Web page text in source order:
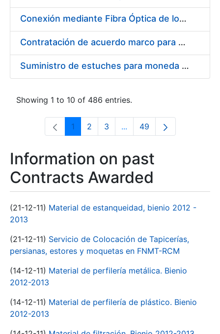
Conexión mediante Fibra Óptica de los Centros de Proceso de Datos (CPDs) de las sedes de la FNMT-RCM de Burgos y Madrid
Contratación de acuerdo marco para el Suministro de Material de Electricidad para la Fábrica Nacional de Moneda y Timbre-Real Casa de la Moneda en su centro de trabajo de Burgos
Suministro de estuches para moneda de 30 €
Showing 1 to 10 of 486 entries.
Page
1 Page
2 Page
3 ...Intermediate Pages Use
Page
49
Information on past
Contracts Awarded
(21-12-11) Material de estanqueidad, bienio 2012 -
2013
(21-12-11) Servicio de Colocación de Tapicerías,
persianas, estores y moquetas en FNMT-RCM
(14-12-11) Material de perfilería metálica. Bienio
2012-2013
(14-12-11) Material de perfilería de plástico. Bienio
2012-2013